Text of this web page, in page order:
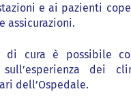
e ai pazienti
assicurazioni.
di cura è possibile
sull’esperienza dei
dell’Ospedale.